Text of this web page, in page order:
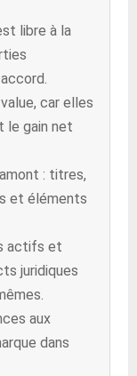
libre à la
car elles
le gain net
: titres,
et éléments
actifs et
juridiques
aux
dans